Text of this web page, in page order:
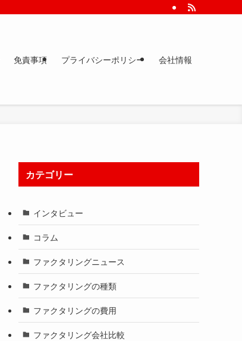
免責事項 プライバシーポリシー 会社情報
カテゴリー
インタビュー
コラム
ファクタリングニュース
ファクタリングの種類
ファクタリングの費用
ファクタリング会社比較